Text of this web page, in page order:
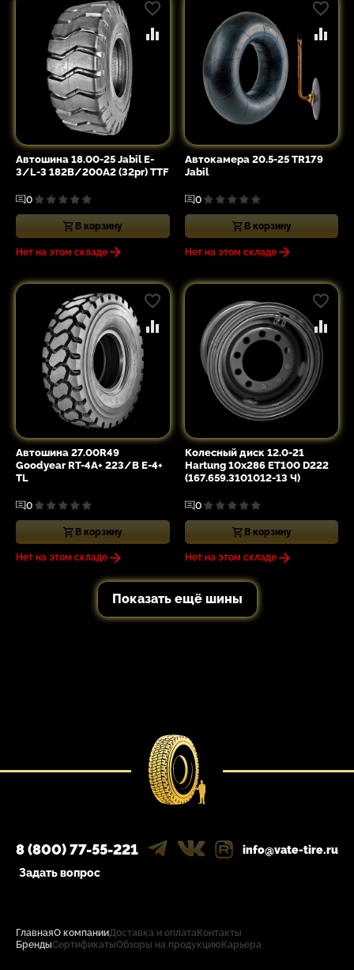
Автошина 18.00-25 Jabil E-
3/L-3 182B/200A2 (32pr) TTF
0
В корзину
Нет на этом складе
Автокамера 20.5-25 TR179
Jabil
0
В корзину
Нет на этом складе
Автошина 27.00R49
Goodyear RT-4A+ 223/B E-4+
TL
0
В корзину
Нет на этом складе
Колесный диск 12.0-21
Hartung 10x286 ET100 D222
(167.659.3101012-13 Ч)
0
В корзину
Нет на этом складе
Показать ещё шины
ГлавнаяО компанииДоставка и оплата Контакты
БрендыСертификатыОбзоры на продукцию Карьера
8 (800) 77-55-221
info@vate-tire.ru
Задать вопрос